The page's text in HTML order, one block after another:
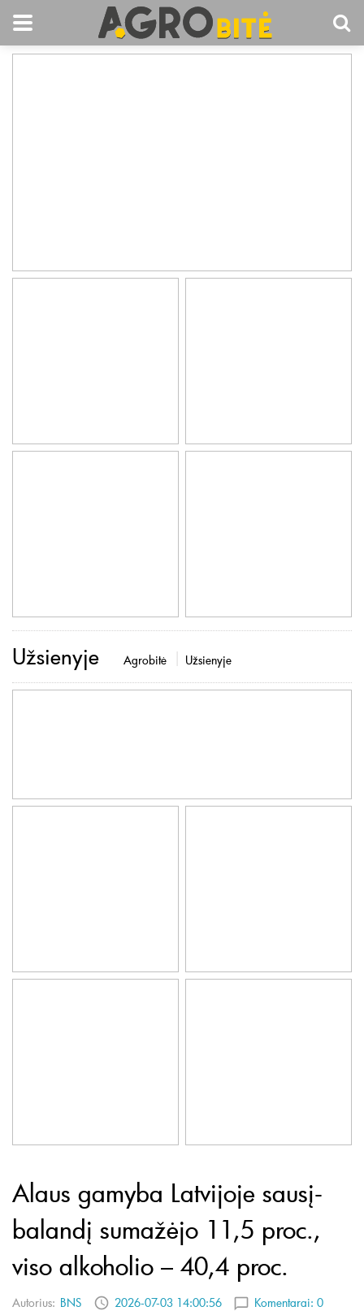
Užsienyje Agrobitė Užsienyje
Alaus gamyba Latvijoje sausį-
balandį sumažėjo 11,5 proc.,
viso alkoholio – 40,4 proc.
Autorius: BNS 2026-07-03 14:00:56 Komentarai: 0